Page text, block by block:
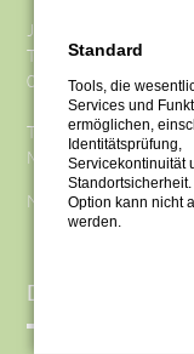
Jörg Töpfer
Töpferstraße 10
09669 Frankenberg
Tel.
0172 3790030
Mail
info@reiki-do-
Newsletter
Die letzten News
Standard
Tools, die
Services und
ermöglichen,
Identitätsprüfung,
Servicekontinuität
Option kann nicht
werden.